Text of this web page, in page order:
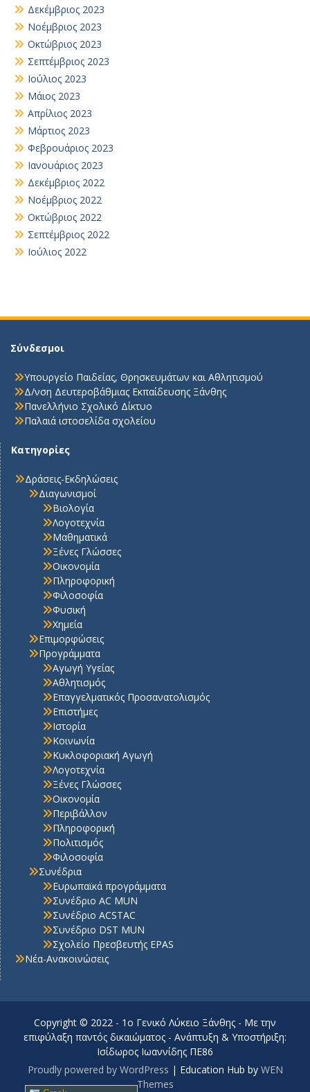
Δεκέμβριος 2023
Νοέμβριος 2023
Οκτώβριος 2023
Σεπτέμβριος 2023
Ιούλιος 2023
Μάιος 2023
Απρίλιος 2023
Μάρτιος 2023
Φεβρουάριος 2023
Ιανουάριος 2023
Δεκέμβριος 2022
Νοέμβριος 2022
Οκτώβριος 2022
Σεπτέμβριος 2022
Ιούλιος 2022
Σύνδεσμοι
Υπουργείο Παιδείας, Θρησκευμάτων και Αθλητισμού
Δ/νση Δευτεροβάθμιας Εκπαίδευσης Ξάνθης
Πανελλήνιο Σχολικό Δίκτυο
Παλαιά ιστοσελίδα σχολείου
Κατηγορίες
Δράσεις-Εκδηλώσεις
Διαγωνισμοί
Βιολογία
Λογοτεχνία
Μαθηματικά
Ξένες Γλώσσες
Οικονομία
Πληροφορική
Φιλοσοφία
Φυσική
Χημεία
Επιμορφώσεις
Προγράμματα
Αγωγή Υγείας
Αθλητισμός
Επαγγελματικός Προσανατολισμός
Επιστήμες
Ιστορία
Κοινωνία
Κυκλοφοριακή Αγωγή
Λογοτεχνία
Ξένες Γλώσσες
Οικονομία
Περιβάλλον
Πληροφορική
Πολιτισμός
Φιλοσοφία
Συνέδρια
Ευρωπαϊκά προγράμματα
Συνέδριο AC MUN
Συνέδριο ACSTAC
Συνέδριο DST MUN
Σχολείο Πρεσβευτής EPAS
Νέα-Ανακοινώσεις
Copyright © 2022 - 1o Γενικό Λύκειο Ξάνθης - Με την
επιφύλαξη παντός δικαιώματος - Ανάπτυξη & Υποστήριξη:
Ισίδωρος Ιωαννίδης ΠΕ86
Proudly powered by WordPress | Education Hub by WEN
Themes